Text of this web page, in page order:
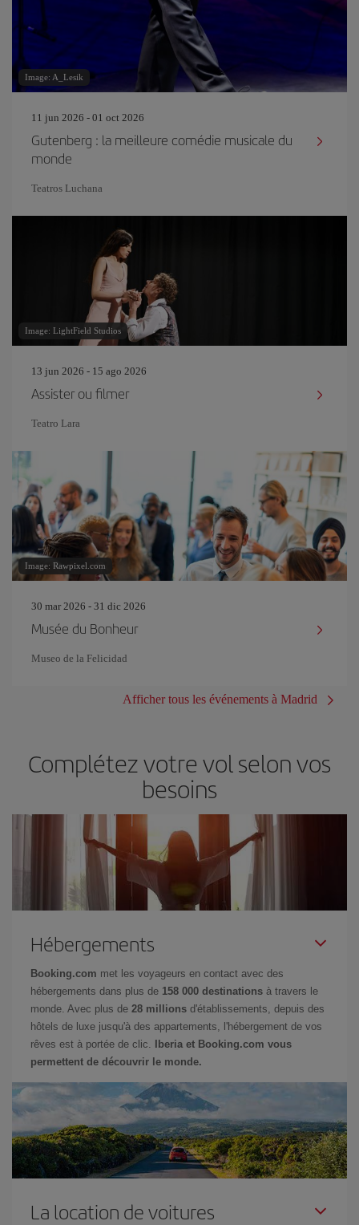
Image: A_Lesik
11 jun 2026 - 01 oct 2026
Gutenberg : la meilleure comédie musicale du
monde
Teatros Luchana
Image: LightField Studios
13 jun 2026 - 15 ago 2026
Assister ou filmer
Teatro Lara
Image: Rawpixel.com
30 mar 2026 - 31 dic 2026
Musée du Bonheur
Museo de la Felicidad
Afficher tous les événements à Madrid
Complétez votre vol selon vos
besoins
Hébergements
Booking.com met les voyageurs en contact avec des
hébergements dans plus de 158 000 destinations à travers le
monde. Avec plus de 28 millions d'établissements, depuis des
hôtels de luxe jusqu'à des appartements, l'hébergement de vos
rêves est à portée de clic.
Iberia et Booking.com vous
permettent de découvrir le monde.
La location de voitures